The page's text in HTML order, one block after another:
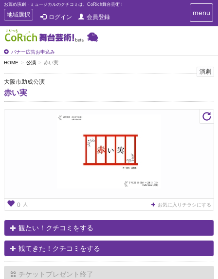
お薦め演劇・ミュージカルのクチコミは、CoRich舞台芸術！
T
o
g
g
e
n
a
v
i
g
地域選択 ログイン 会員登録
バナー広告お申込み
T
o
i
g
menu
HOME 公演 赤い実
演劇
大阪市助成公演
赤い実
0 人 お気に入りチラシにする
観たい！クチコミをする
観てきた！クチコミをする
チケットプレゼント終了